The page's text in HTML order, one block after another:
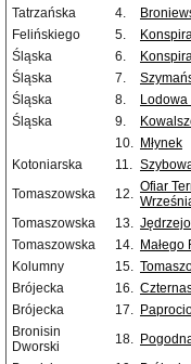
Tatrzańska
4.
Felińskiego
5.
Śląska
6.
Śląska
7.
Śląska
8. Lodowa
Śląska
9.
10. Młynek
Kotoniarska
11.
Tomaszowska
12. Ofiar
Tomaszowska 13.
Tomaszowska
14. Małego
Kolumny
15.
Brójecka
16.
Brójecka
17.
Bronisin
Dworski
18.